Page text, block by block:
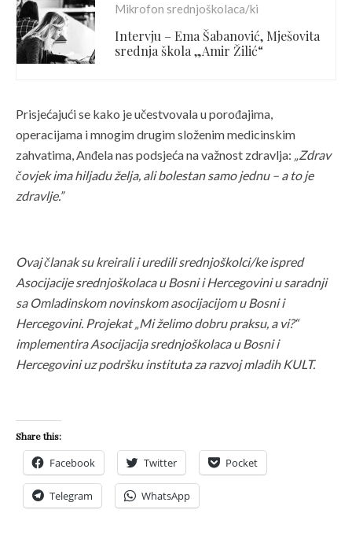
Mikrofon srednjoškolaca/ki
Intervju – Ema Šabanović, Mješovita
srednja škola „Amir Žilić“
Prisjećajući se kako je učestvovala u porođajima,
operacijama i mnogim drugim složenim medicinskim
zahvatima, Anđela nas podsjeća na važnost zdravlja: „Zdrav
čovjek ima hiljadu želja, ali bolestan samo jednu – a to je
zdravlje.”
Ovaj članak su kreirali i uredili srednjoškolci/ke ispred
Asocijacije srednjoškolaca u Bosni i Hercegovini u saradnji
sa Omladinskom novinskom asocijacijom u Bosni i
Hercegovini. Projekat „Mi želimo dobru praksu, a vi?“
implementira Asocijacija srednjoškolaca u Bosni i
Hercegovini uz podršku instituta za razvoj mladih KULT.
Share this:
Facebook Twitter Pocket
Telegram WhatsApp